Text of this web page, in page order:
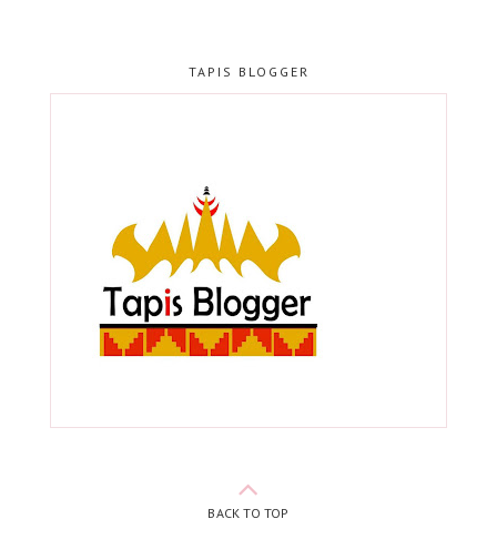
TAPIS BLOGGER
BACK TO TOP